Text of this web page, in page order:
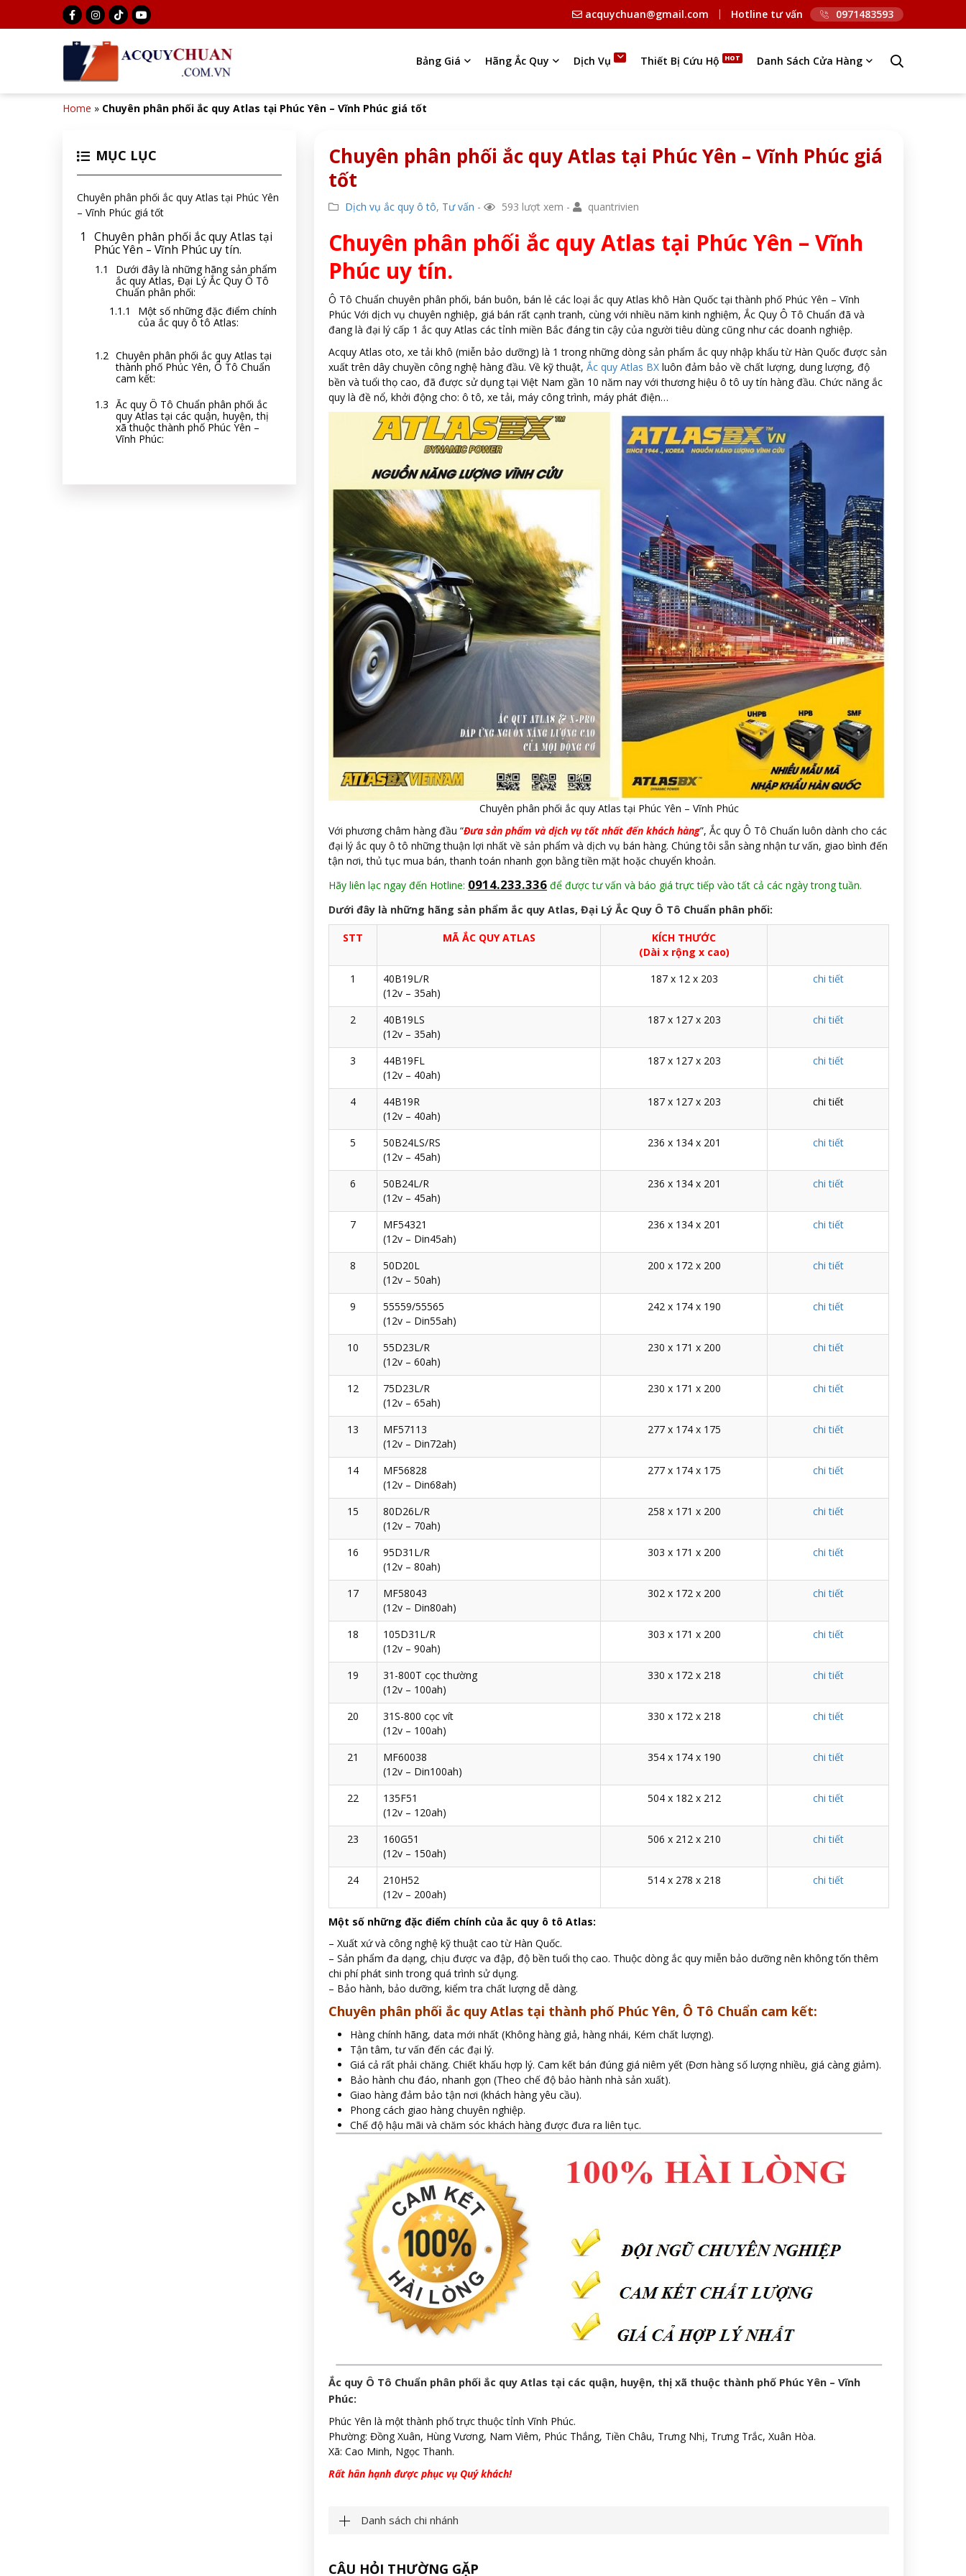
acquychuan@gmail.com Hotline tư vấn 0971483593
Bảng Giá Hãng Ắc Quy Dịch Vụ Thiết Bị Cứu Hộ Danh Sách Cửa Hàng
Home » Chuyên phân phối ắc quy Atlas tại Phúc Yên – Vĩnh Phúc giá tốt
MỤC LỤC
Chuyên phân phối ắc quy Atlas tại Phúc Yên
– Vĩnh Phúc giá tốt
Chuyên phân phối ắc quy Atlas tại
Phúc Yên – Vĩnh Phúc uy tín.
Dưới đây là những hãng sản phẩm
ắc quy Atlas, Đại Lý Ắc Quy Ô Tô
Chuẩn phân phối:
Một số những đặc điểm chính
của ắc quy ô tô Atlas:
Chuyên phân phối ắc quy Atlas tại
thành phố Phúc Yên, Ô Tô Chuẩn
cam kết:
Ắc quy Ô Tô Chuẩn phân phối ắc
quy Atlas tại các quận, huyện, thị
xã thuộc thành phố Phúc Yên –
Vĩnh Phúc:
Chuyên phân phối ắc quy Atlas tại Phúc Yên – Vĩnh Phúc giá
tốt
Dịch vụ ắc quy ô tô, Tư vấn - 593 lượt xem - quantrivien
Chuyên phân phối ắc quy Atlas tại Phúc Yên – Vĩnh
Phúc uy tín.
Ô Tô Chuẩn chuyên phân phối, bán buôn, bán lẻ các loại ắc quy Atlas khô Hàn Quốc tại thành phố Phúc Yên – Vĩnh
Phúc Với dịch vụ chuyên nghiệp, giá bán rất cạnh tranh, cùng với nhiều năm kinh nghiệm, Ắc Quy Ô Tô Chuẩn đã và
đang là đại lý cấp 1 ắc quy Atlas các tỉnh miền Bắc đáng tin cậy của người tiêu dùng cũng như các doanh nghiệp.
Acquy Atlas oto, xe tải khô (miễn bảo dưỡng) là 1 trong những dòng sản phẩm ắc quy nhập khẩu từ Hàn Quốc được sản
xuất trên dây chuyền công nghệ hàng đầu. Về kỹ thuật, Ắc quy Atlas BX luôn đảm bảo về chất lượng, dung lượng, độ
bền và tuổi thọ cao, đã được sử dụng tại Việt Nam gần 10 năm nay với thương hiệu ô tô uy tín hàng đầu. Chức năng ắc
quy là đề nổ, khởi động cho: ô tô, xe tải, máy công trình, máy phát điện…
Chuyên phân phối ắc quy Atlas tại Phúc Yên – Vĩnh Phúc
Với phương châm hàng đầu “Đưa sản phẩm và dịch vụ tốt nhất đến khách hàng”, Ắc quy Ô Tô Chuẩn luôn dành cho các
đại lý ắc quy ô tô những thuận lợi nhất về sản phẩm và dịch vụ bán hàng. Chúng tôi sẵn sàng nhận tư vấn, giao bình đến
tận nơi, thủ tục mua bán, thanh toán nhanh gọn bằng tiền mặt hoặc chuyển khoản.
Hãy liên lạc ngay đến Hotline: 0914.233.336 để được tư vấn và báo giá trực tiếp vào tất cả các ngày trong tuần.
Dưới đây là những hãng sản phẩm ắc quy Atlas, Đại Lý Ắc Quy Ô Tô Chuẩn phân phối:
STT MÃ ẮC QUY ATLAS
KÍCH THƯỚC
(Dài x rộng x cao)
1
40B19L/R
(12v – 35ah)
187 x 12 x 203 chi tiết
2
40B19LS
(12v – 35ah)
187 x 127 x 203 chi tiết
3
44B19FL
(12v – 40ah)
187 x 127 x 203 chi tiết
4
44B19R
(12v – 40ah)
187 x 127 x 203 chi tiết
5
50B24LS/RS
(12v – 45ah)
236 x 134 x 201 chi tiết
6
50B24L/R
(12v – 45ah)
236 x 134 x 201 chi tiết
7
MF54321
(12v – Din45ah)
236 x 134 x 201 chi tiết
8
50D20L
(12v – 50ah)
200 x 172 x 200 chi tiết
9
55559/55565
(12v – Din55ah)
242 x 174 x 190 chi tiết
10
55D23L/R
(12v – 60ah)
230 x 171 x 200 chi tiết
12
75D23L/R
(12v – 65ah)
230 x 171 x 200 chi tiết
13
MF57113
(12v – Din72ah)
277 x 174 x 175 chi tiết
14
MF56828
(12v – Din68ah)
277 x 174 x 175 chi tiết
15
80D26L/R
(12v – 70ah)
258 x 171 x 200 chi tiết
16
95D31L/R
(12v – 80ah)
303 x 171 x 200 chi tiết
17
MF58043
(12v – Din80ah)
302 x 172 x 200 chi tiết
18
105D31L/R
(12v – 90ah)
303 x 171 x 200 chi tiết
19
31-800T cọc thường
(12v – 100ah)
330 x 172 x 218 chi tiết
20
31S-800 cọc vít
(12v – 100ah)
330 x 172 x 218 chi tiết
21
MF60038
(12v – Din100ah)
354 x 174 x 190 chi tiết
22
135F51
(12v – 120ah)
504 x 182 x 212 chi tiết
23
160G51
(12v – 150ah)
506 x 212 x 210 chi tiết
24
210H52
(12v – 200ah)
514 x 278 x 218 chi tiết
Một số những đặc điểm chính của ắc quy ô tô Atlas:
– Xuất xứ và công nghệ kỹ thuật cao từ Hàn Quốc.
– Sản phẩm đa dạng, chịu được va đập, độ bền tuổi thọ cao. Thuộc dòng ắc quy miễn bảo dưỡng nên không tốn thêm
chi phí phát sinh trong quá trình sử dụng.
– Bảo hành, bảo dưỡng, kiểm tra chất lượng dễ dàng.
Chuyên phân phối ắc quy Atlas tại thành phố Phúc Yên, Ô Tô Chuẩn cam kết:
Hàng chính hãng, data mới nhất (Không hàng giả, hàng nhái, Kém chất lượng).
Tận tâm, tư vấn đến các đại lý.
Giá cả rất phải chăng. Chiết khấu hợp lý. Cam kết bán đúng giá niêm yết (Đơn hàng số lượng nhiều, giá càng giảm).
Bảo hành chu đáo, nhanh gọn (Theo chế độ bảo hành nhà sản xuất).
Giao hàng đảm bảo tận nơi (khách hàng yêu cầu).
Phong cách giao hàng chuyên nghiệp.
Chế độ hậu mãi và chăm sóc khách hàng được đưa ra liên tục.
Ắc quy Ô Tô Chuẩn phân phối ắc quy Atlas tại các quận, huyện, thị xã thuộc thành phố Phúc Yên – Vĩnh
Phúc:
Phúc Yên là một thành phố trực thuộc tỉnh Vĩnh Phúc.
Phường: Đồng Xuân, Hùng Vương, Nam Viêm, Phúc Thắng, Tiền Châu, Trưng Nhị, Trưng Trắc, Xuân Hòa.
Xã: Cao Minh, Ngọc Thanh.
Rất hân hạnh được phục vụ Quý khách!
Danh sách chi nhánh
CÂU HỎI THƯỜNG GẶP